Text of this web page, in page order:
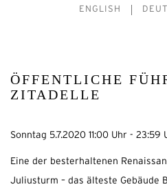
ENGLISH
ÖFFENTLICHE
ZITADELLE
Sonntag 5.7.2020 11:00 Uhr - 23:59
Eine der besterhaltenen
Juliusturm – das älteste Gebäude